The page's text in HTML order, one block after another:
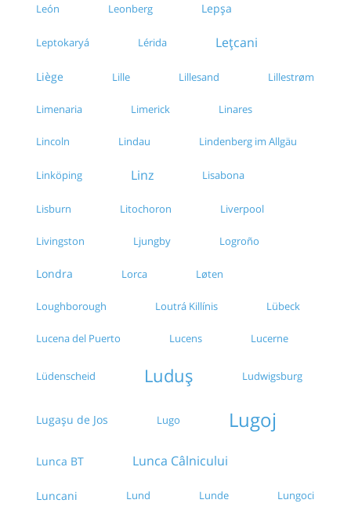
León Leonberg Lepșa
Leptokaryá Lérida Lețcani
Liège Lille Lillesand Lillestrøm
Limenaria Limerick Linares
Lincoln Lindau Lindenberg im Allgäu
Linköping Linz Lisabona
Lisburn Litochoron Liverpool
Livingston Ljungby Logroño
Londra Lorca Løten
Loughborough Loutrá Killínis Lübeck
Lucena del Puerto Lucens Lucerne
Lüdenscheid Luduș Ludwigsburg
Lugașu de Jos Lugo Lugoj
Lunca BT Lunca Câlnicului
Luncani Lund Lunde Lungoci